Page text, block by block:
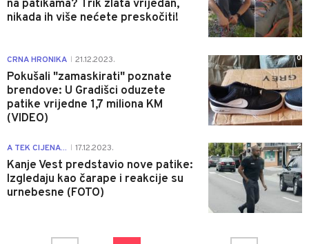
na patikama? Trik zlata vrijedan,
nikada ih više nećete preskočiti!
CRNA HRONIKA 21.12.2023.
Pokušali "zamaskirati" poznate
brendove: U Gradišci oduzete
patike vrijedne 1,7 miliona KM
(VIDEO)
0
A TEK CIJENA... 17.12.2023.
Kanje Vest predstavio nove patike:
Izgledaju kao čarape i reakcije su
urnebesne (FOTO)
2